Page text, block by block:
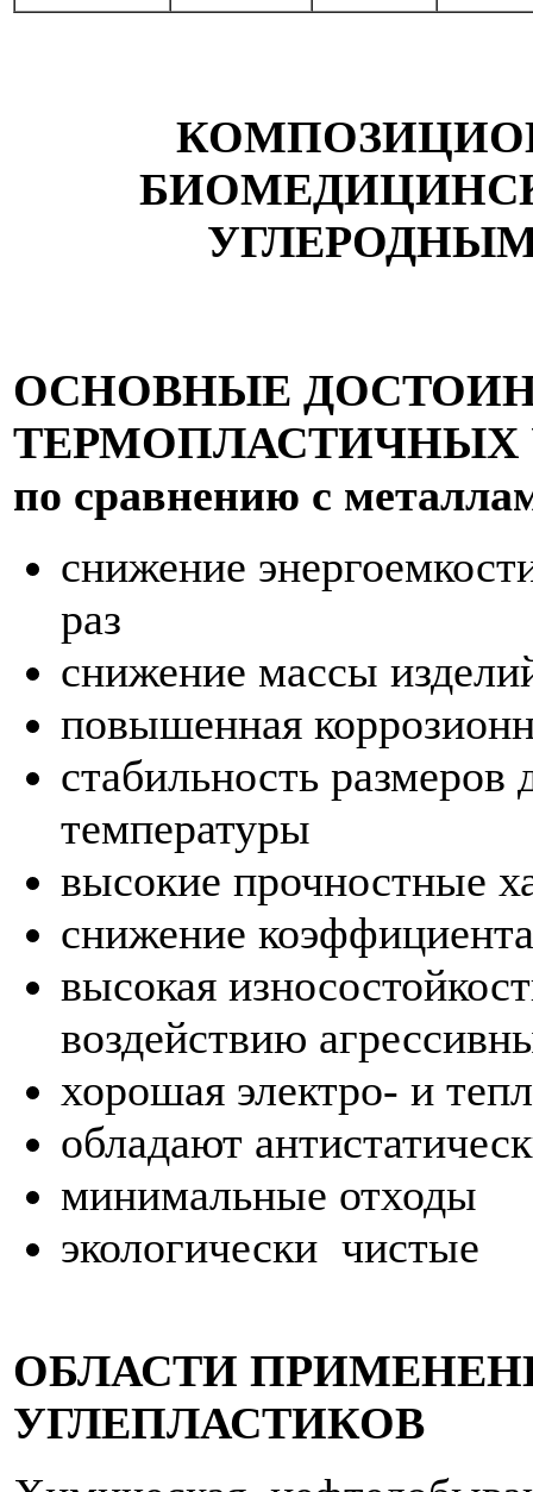
ОСНОВНЫЕ
ТЕРМОПЛАСТИЧНЫХ
по сравнению с
снижение
раз
снижение массы
повышенная
стабильность
температуры
высокие прочностные
снижение
высокая
воздействию
хорошая электро- и
обладают
минимальные отходы
экологически чистые
ОБЛАСТИ
УГЛЕПЛАСТИКОВ